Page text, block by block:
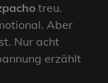
treu.
Aber
Nur acht
erzählt